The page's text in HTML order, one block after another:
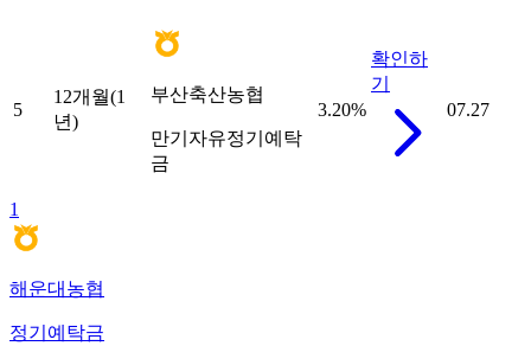
5
12개월(1
년)
부산축산농협
만기자유정기예탁
금
3.20%
확인하
기
07.27
1
해운대농협
정기예탁금